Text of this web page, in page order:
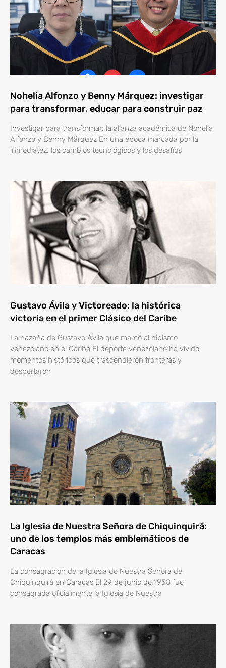
Nohelia Alfonzo y Benny Márquez: investigar
para transformar, educar para construir paz
Investigar para transformar: la alianza académica de Nohelia
Alfonzo y Benny Márquez En una época marcada por la
inmediatez, los cambios tecnológicos y los desafíos
Gustavo Ávila y Victoreado: la histórica
victoria en el primer Clásico del Caribe
La hazaña de Gustavo Ávila que marcó al hipismo
venezolano en el Caribe El deporte venezolano ha vivido
momentos históricos que trascendieron fronteras y
despertaron
La Iglesia de Nuestra Señora de Chiquinquirá:
uno de los templos más emblemáticos de
Caracas
La consagración de la Iglesia de Nuestra Señora de
Chiquinquirá en Caracas El 29 de junio de 1958 fue
consagrada oficialmente la Iglesia de Nuestra